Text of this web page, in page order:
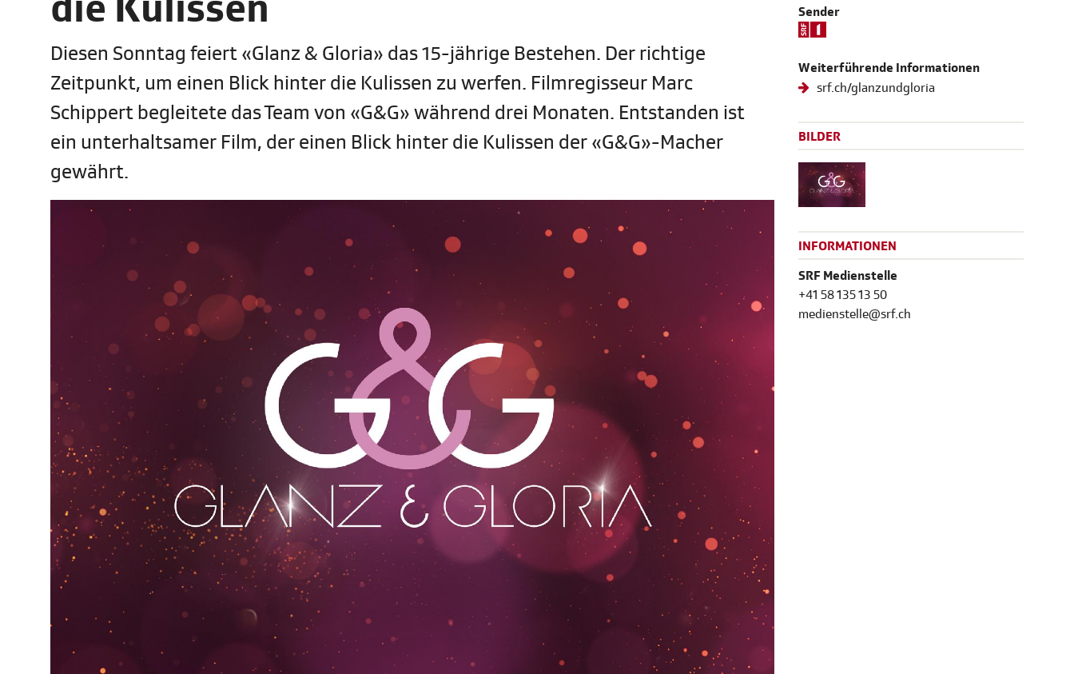
Diesen Sonntag feiert «Glanz & Gloria» das 15-jährige Bestehen. Der richtige
Zeitpunkt, um einen Blick hinter die Kulissen zu werfen. Filmregisseur Marc
Schippert begleitete das Team von «G&G» während drei Monaten. Entstanden ist
ein unterhaltsamer Film, der einen Blick hinter die Kulissen der «G&G»-Macher
gewährt.
Sender
Weiterführende Informationen
srf.ch/glanzundgloria
BILDER
INFORMATIONEN
SRF Medienstelle
+41 58 135 13 50
medienstelle@srf.ch